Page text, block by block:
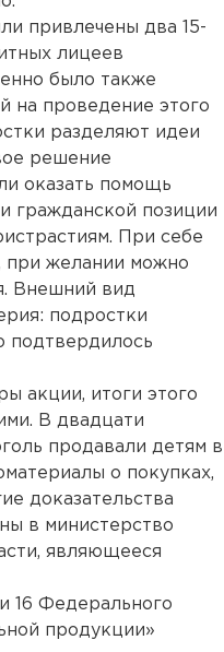
привлечены два 15-
лицеев
было также
на проведение этого
разделяют идеи
решение
оказать помощь
гражданской позиции
При себе
при желании можно
Внешний вид
подростки
подтвердилось
акции, итоги этого
В двадцати
продавали детям в
о покупках,
доказательства
в министерство
являющееся
16 Федерального
продукции»